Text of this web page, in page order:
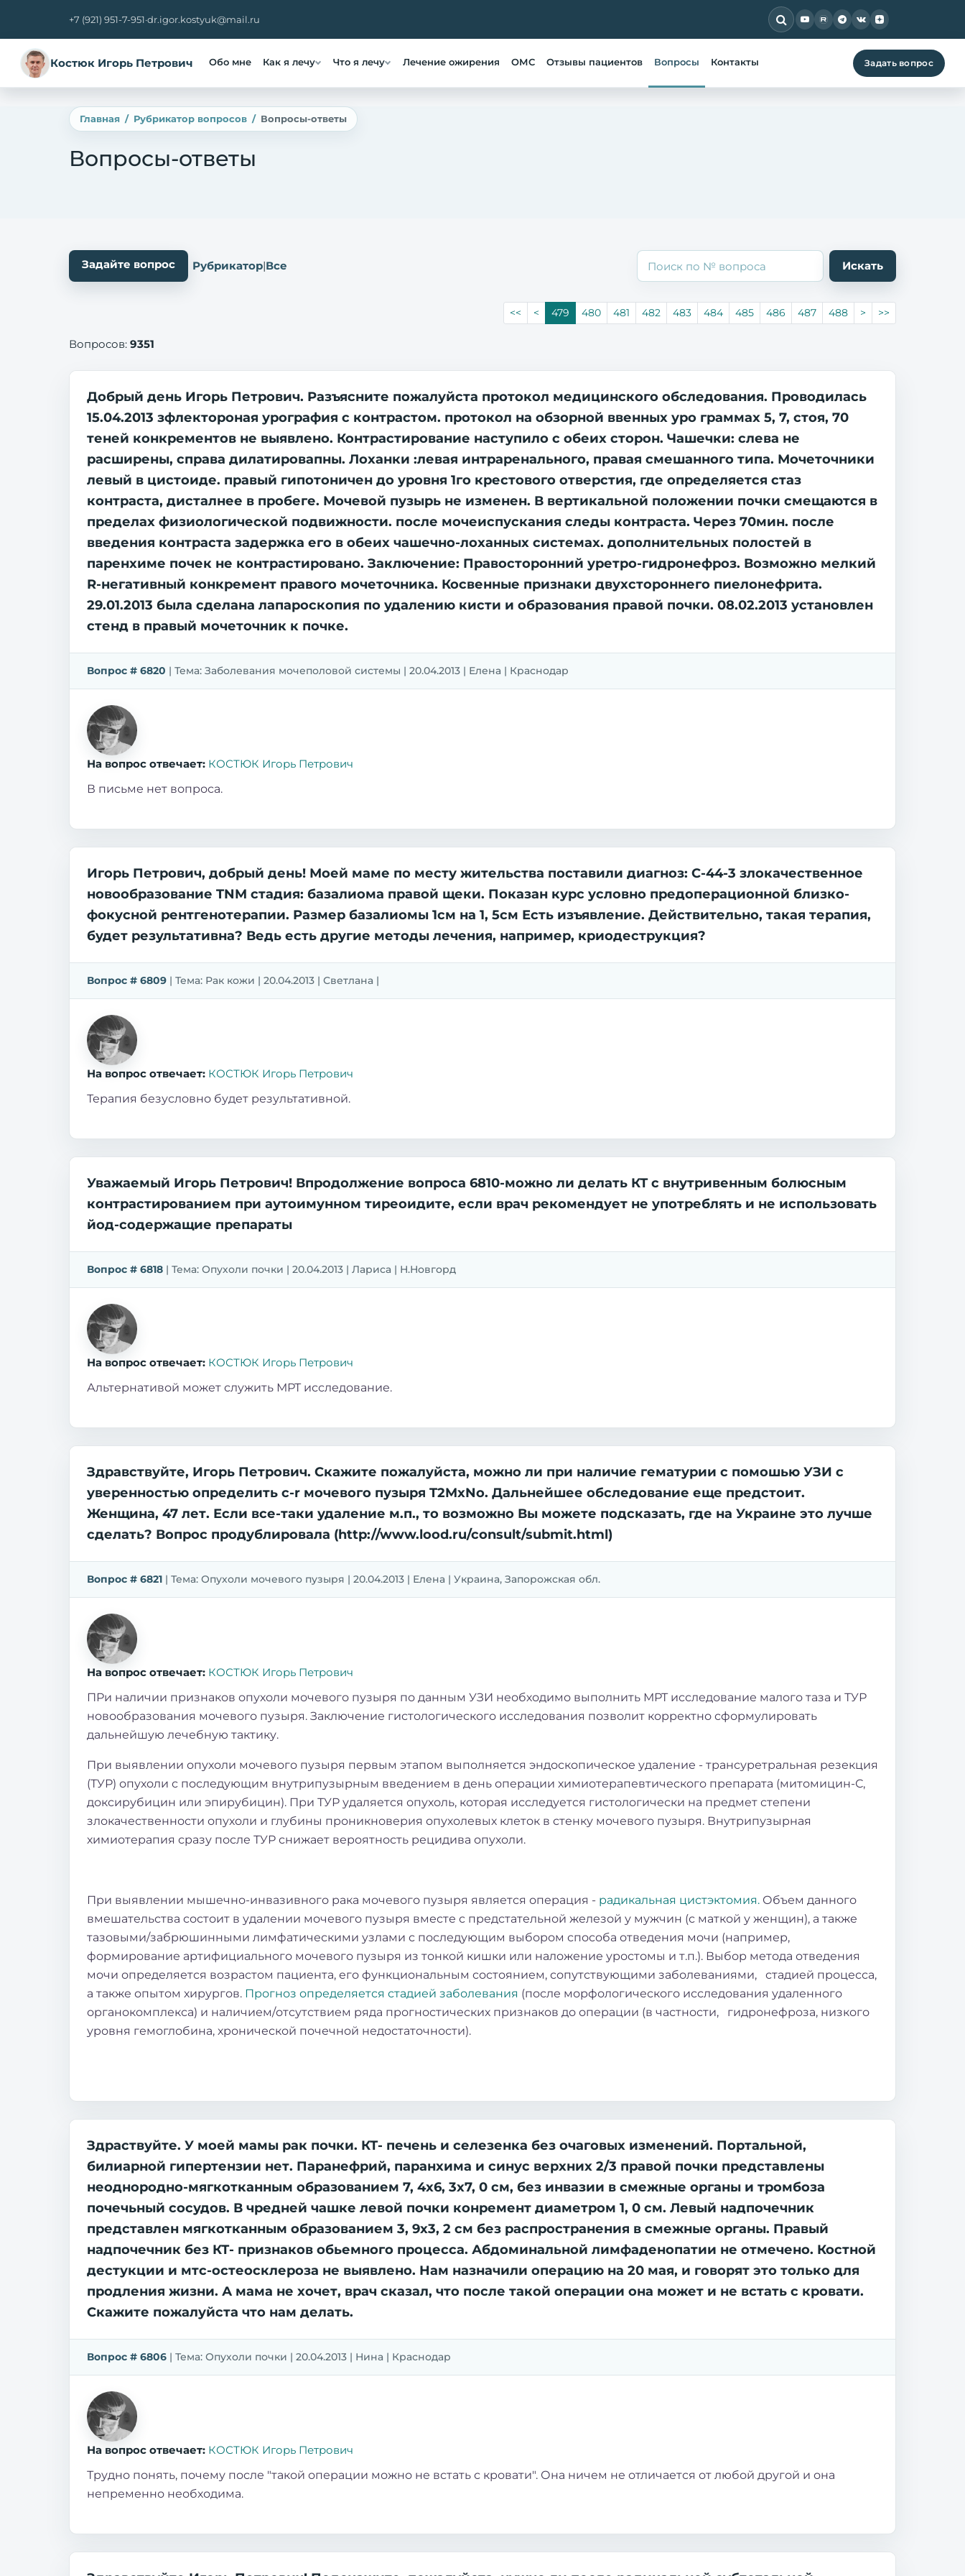
+7 (921) 951-7-951·dr.igor.kostyuk@mail.ru
Костюк Игорь Петрович Обо мне Как я лечу Что я лечу Лечение ожирения ОМС Отзывы пациентов Вопросы Контакты Задать вопрос
Главная Рубрикатор вопросов Вопросы-ответы
Вопросы-ответы
Задайте вопрос Рубрикатор|Все
<< < 479 480 481 482 483 484 485 486 487 488 > >>
Вопросов: 9351
Добрый день Игорь Петрович. Разъясните пожалуйста протокол медицинского обследования. Проводилась
15.04.2013 зфлектороная урография с контрастом. протокол на обзорной ввенных уро граммах 5, 7, стоя, 70
теней конкрементов не выявлено. Контрастирование наступило с обеих сторон. Чашечки: слева не
расширены, справа дилатировапны. Лоханки :левая интраренального, правая смешанного типа. Мочеточники
левый в цистоиде. правый гипотоничен до уровня 1го крестового отверстия, где определяется стаз
контраста, дисталнее в пробеге. Мочевой пузырь не изменен. В вертикальной положении почки смещаются в
пределах физиологической подвижности. после мочеиспускания следы контраста. Через 70мин. после
введения контраста задержка его в обеих чашечно-лоханных системах. дополнительных полостей в
паренхиме почек не контрастировано. Заключение: Правосторонний уретро-гидронефроз. Возможно мелкий
R-негативный конкремент правого мочеточника. Косвенные признаки двухстороннего пиелонефрита.
29.01.2013 была сделана лапароскопия по удалению кисти и образования правой почки. 08.02.2013 установлен
стенд в правый мочеточник к почке.
Вопрос # 6820 | Тема: Заболевания мочеполовой системы | 20.04.2013 | Елена | Краснодар
На вопрос отвечает: КОСТЮК Игорь Петрович
В письме нет вопроса.
Игорь Петрович, добрый день! Моей маме по месту жительства поставили диагноз: С-44-3 злокачественное
новообразование TNM стадия: базалиома правой щеки. Показан курс условно предоперационной близко-
фокусной рентгенотерапии. Размер базалиомы 1см на 1, 5см Есть изъявление. Действительно, такая терапия,
будет результативна? Ведь есть другие методы лечения, например, криодеструкция?
Вопрос # 6809 | Тема: Рак кожи | 20.04.2013 | Светлана |
На вопрос отвечает: КОСТЮК Игорь Петрович
Терапия безусловно будет результативной.
Уважаемый Игорь Петрович! Впродолжение вопроса 6810-можно ли делать КТ с внутривенным болюсным
контрастированием при аутоимунном тиреоидите, если врач рекомендует не употреблять и не использовать
йод-содержащие препараты
Вопрос # 6818 | Тема: Опухоли почки | 20.04.2013 | Лариса | Н.Новгорд
На вопрос отвечает: КОСТЮК Игорь Петрович
Альтернативой может служить МРТ исследование.
Здравствуйте, Игорь Петрович. Скажите пожалуйста, можно ли при наличие гематурии с помошью УЗИ с
уверенностью определить c-r мочевого пузыря T2MxNo. Дальнейшее обследование еще предстоит.
Женщина, 47 лет. Если все-таки удаление м.п., то возможно Вы можете подсказать, где на Украине это лучше
сделать? Вопрос продублировала (http://www.lood.ru/consult/submit.html)
Вопрос # 6821 | Тема: Опухоли мочевого пузыря | 20.04.2013 | Елена | Украина, Запорожская обл.
На вопрос отвечает: КОСТЮК Игорь Петрович
ПРи наличии признаков опухоли мочевого пузыря по данным УЗИ необходимо выполнить МРТ исследование малого таза и ТУР
новообразования мочевого пузыря. Заключение гистологического исследования позволит корректно сформулировать
дальнейшую лечебную тактику.
При выявлении опухоли мочевого пузыря первым этапом выполняется эндоскопическое удаление - трансуретральная резекция
(ТУР) опухоли с последующим внутрипузырным введением в день операции химиотерапевтического препарата (митомицин-С,
доксирубицин или эпирубицин). При ТУР удаляется опухоль, которая исследуется гистологически на предмет степени
злокачественности опухоли и глубины проникноверия опухолевых клеток в стенку мочевого пузыря. Внутрипузырная
химиотерапия сразу после ТУР снижает вероятность рецидива опухоли.
При выявлении мышечно-инвазивного рака мочевого пузыря является операция - радикальная цистэктомия. Объем данного
вмешательства состоит в удалении мочевого пузыря вместе с предстательной железой у мужчин (с маткой у женщин), а также
тазовыми/забрюшинными лимфатическими узлами с последующим выбором способа отведения мочи (например,
формирование артифициального мочевого пузыря из тонкой кишки или наложение уростомы и т.п.). Выбор метода отведения
мочи определяется возрастом пациента, его функциональным состоянием, сопутствующими заболеваниями, стадией процесса,
а также опытом хирургов. Прогноз определяется стадией заболевания (после морфологического исследования удаленного
органокомплекса) и наличием/отсутствием ряда прогностических признаков до операции (в частности, гидронефроза, низкого
уровня гемоглобина, хронической почечной недостаточности).
Здраствуйте. У моей мамы рак почки. КТ- печень и селезенка без очаговых изменений. Портальной,
билиарной гипертензии нет. Паранефрий, паранхима и синус верхних 2/3 правой почки представлены
неоднородно-мягкотканным образованием 7, 4х6, 3х7, 0 см, без инвазии в смежные органы и тромбоза
почечьный сосудов. В чредней чашке левой почки конремент диаметром 1, 0 см. Левый надпочечник
представлен мягкотканным образованием 3, 9х3, 2 см без распространения в смежные органы. Правый
надпочечник без КТ- признаков обьемного процесса. Абдоминальной лимфаденопатии не отмечено. Костной
дестукции и мтс-остеосклероза не выявлено. Нам назначили операцию на 20 мая, и говорят это только для
продления жизни. А мама не хочет, врач сказал, что после такой операции она может и не встать с кровати.
Скажите пожалуйста что нам делать.
Вопрос # 6806 | Тема: Опухоли почки | 20.04.2013 | Нина | Краснодар
На вопрос отвечает: КОСТЮК Игорь Петрович
Трудно понять, почему после "такой операции можно не встать с кровати". Она ничем не отличается от любой другой и она
непременно необходима.